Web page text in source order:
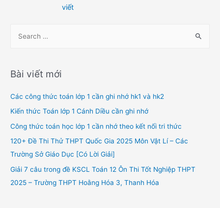
viết
r
h
f
o
Bài viết mới
Các công thức toán lớp 1 cần ghi nhớ hk1 và hk2
Kiến thức Toán lớp 1 Cánh Diều cần ghi nhớ
Công thức toán học lớp 1 cần nhớ theo kết nối tri thức
120+ Đề Thi Thử THPT Quốc Gia 2025 Môn Vật Lí – Các
Trường Sở Giáo Dục [Có Lời Giải]
Giải 7 câu trong đề KSCL Toán 12 Ôn Thi Tốt Nghiệp THPT
2025 – Trường THPT Hoằng Hóa 3, Thanh Hóa